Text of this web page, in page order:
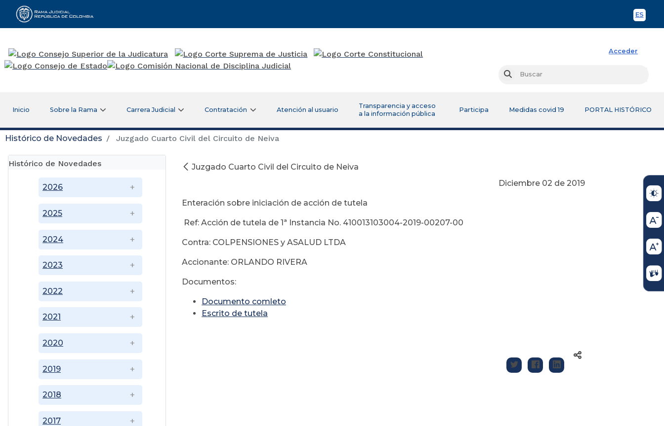
ES
Rama Judicial
Acceder
Buscar
Inicio Sobre la Rama Carrera Judicial Contratación Atención al usuario
Transparencia y acceso
a la información pública
Participa Medidas covid 19 PORTAL HISTÓRICO
Histórico de Novedades Juzgado Cuarto Civil del Circuito de Neiva
Histórico de Novedades
2017
2018
2019
2020
2021
2022
2023
2024
2025
2026
Juzgado Cuarto Civil del Circuito de Neiva
Diciembre 02 de 2019
Enteración sobre iniciación de acción de tutela
Ref: Acción de tutela de 1ª Instancia No. 410013103004-2019-00207-00
Contra: COLPENSIONES y ASALUD LTDA
Accionante: ORLANDO RIVERA
Documentos:
Documento comleto
Escrito de tutela